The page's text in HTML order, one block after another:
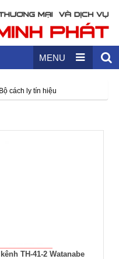
MENU
Bộ cách ly tín hiệu
TH-41-2 Watanabe